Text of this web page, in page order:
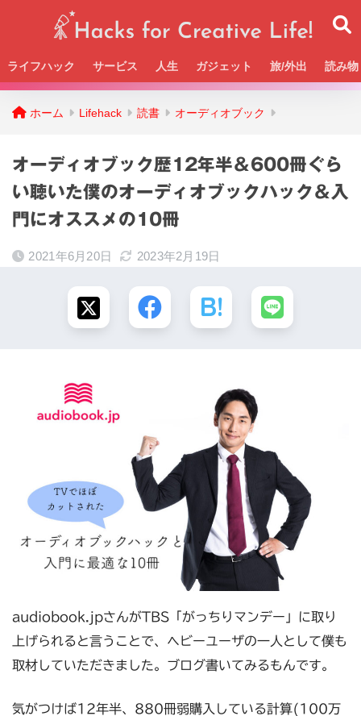
ライフハック サービス 人生 ガジェット 旅/外出 読み物
Beckの活動＆SNSまとめはこちら
ホーム Lifehack 読書 オーディオブック
オーディオブック歴12年半＆600冊ぐら
い聴いた僕のオーディオブックハック＆入
門にオススメの10冊
2021年6月20日 2023年2月19日
audiobook.jpさんがTBS「がっちりマンデー」に取り
上げられると言うことで、ヘビーユーザの一人として僕も
取材していただきました。ブログ書いてみるもんです。
気がつけば12年半、880冊弱購入している計算(100万